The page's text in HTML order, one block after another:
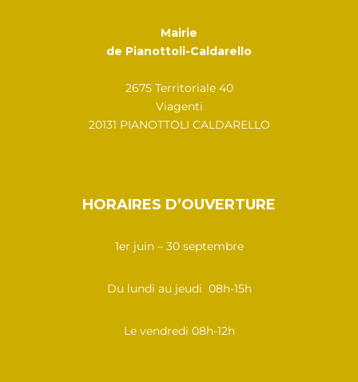
Mairie
de Pianottoli-Caldarello
2675 Territoriale 40
Viagenti
20131 PIANOTTOLI CALDARELLO
HORAIRES D’OUVERTURE
1er juin – 30 septembre
Du lundi au jeudi 08h-15h
Le vendredi 08h-12h